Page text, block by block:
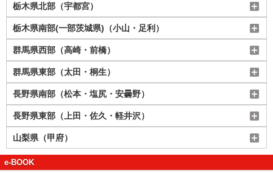
栃木県北部（宇都宮）
栃木県南部(一部茨城県)（小山・足利）
群馬県西部（高崎・前橋）
群馬県東部（太田・桐生）
長野県南部（松本・塩尻・安曇野）
長野県東部（上田・佐久・軽井沢）
山梨県（甲府）
e-BOOK